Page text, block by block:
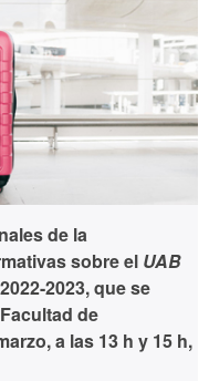
de la
sobre el UAB
2023, que se
de
a las 13 h y 15 h,